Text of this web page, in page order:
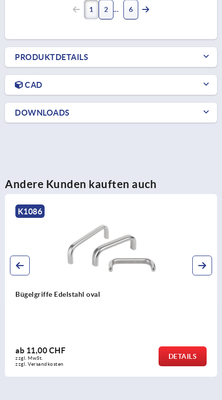
1 2 6
PRODUKTDETAILS
CAD
DOWNLOADS
Andere Kunden kauften auch
K1128
Bügelgriffe Aluminium mit Kunststoff-Griffschenkel,
ab5,81 CHF
zzgl. MwSt.
zzgl. Versandkosten
DETAILS